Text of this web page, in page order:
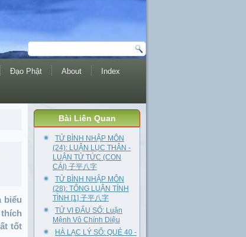
Đạo Phật About Index
biểu
tốt
Bài Liên Quan
TỬ BÌNH NHẬP MÔN
(24): LUẬN LỤC THÂN -
LUẬN TỬ TỨC (CON
CÁI) 子平八字
TỬ BÌNH NHẬP MÔN
(28): TỔNG LUẬN TÍNH
TÌNH [1] 子平八字
TỬ VI ĐẨU SỐ: Luận
Mệnh Vô Chính Diệu
HÀ LẠC LÝ SỐ: QUẺ 40 -